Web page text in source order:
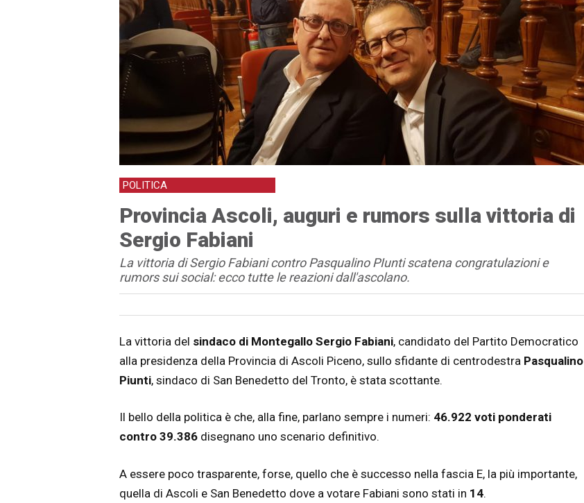
POLITICA
Provincia Ascoli, auguri e rumors sulla vittoria di
Sergio Fabiani
La vittoria di Sergio Fabiani contro Pasqualino PIunti scatena congratulazioni e
rumors sui social: ecco tutte le reazioni dall'ascolano.
Articolo
Testo articolo principale
La vittoria del sindaco di Montegallo Sergio Fabiani, candidato del Partito Democratico
alla presidenza della Provincia di Ascoli Piceno, sullo sfidante di centrodestra Pasqualino
Piunti, sindaco di San Benedetto del Tronto, è stata scottante.
Il bello della politica è che, alla fine, parlano sempre i numeri: 46.922 voti ponderati
contro 39.386disegnano uno scenario definitivo.
A essere poco trasparente, forse, quello che è successo nella fascia E, la più importante,
quella di Ascoli e San Benedetto dove a votare Fabiani sono stati in 14.